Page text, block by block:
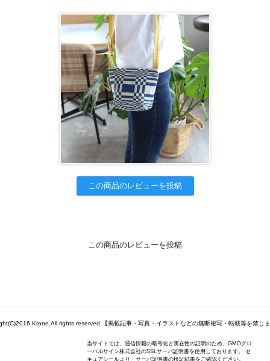
この商品のレビューを投稿
この商品のレビューを投稿
Krone.All rights reserved.【掲載記事・写真・イラストなどの無断複写・転載等を禁じま
当サイトでは、通信情報の暗号化と実在性の証明のため、GMOグロ
ーバルサイン株式会社のSSLサーバ証明書を使用しております。 セ
キュアシールより、サーバ証明書の検証結果をご確認ください。